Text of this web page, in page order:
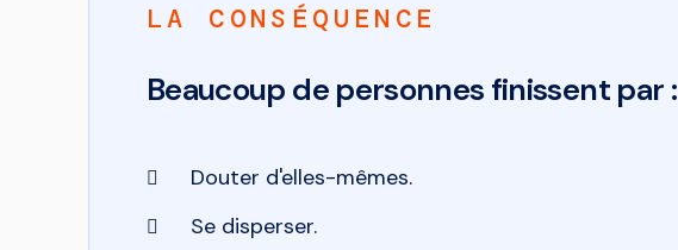
LA CONSÉQUENCE
Beaucoup de personnes finissent par :
Douter d'elles-mêmes.
Se disperser.